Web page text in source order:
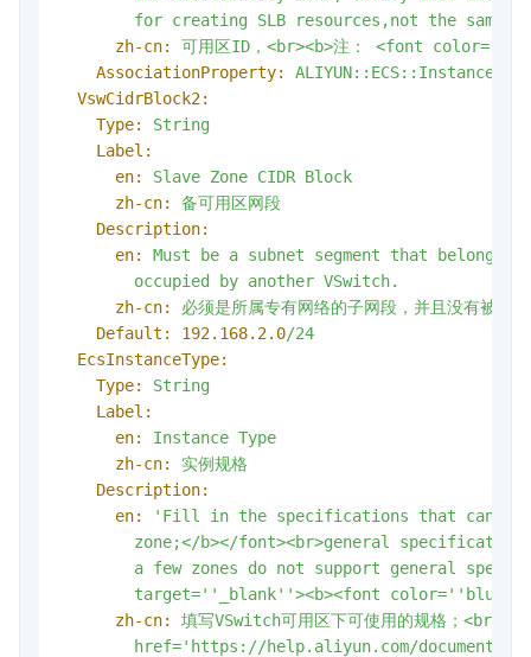
for creating SLB resources,not the same
zh-cn:
可用区ID，<br><b>注： <font
AssociationProperty:
VswCidrBlock2:
Type:
String
Label:
en:
Slave Zone CIDR Block
zh-cn:
备可用区网段
Description:
en:
Must be a subnet segment that belongs
occupied
by another VSwitch.
zh-cn:
必须是所属专有网络的子网段，并且没有被其
Default:
192.168.2.0/24
EcsInstanceType:
Type:
String
Label:
en:
Instance Type
zh-cn:
实例规格
Description:
en:
'Fill in the specifications that can be
zone;</b></font><br>general
a few zones do not support general
        target='
'_blank' '><b><font color=' 'blue'
zh-cn:
填写VSwitch可用区下可使用的规格；<br>通
href='https://help.aliyun.com/